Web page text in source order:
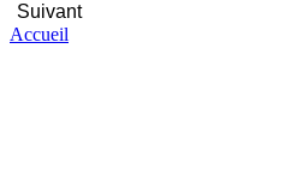
Suivant
Accueil